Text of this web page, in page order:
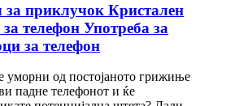
за приклучок Кристален
телефон Употреба за
за телефон
уморни од постојаното грижиње
падне телефонот и ќе